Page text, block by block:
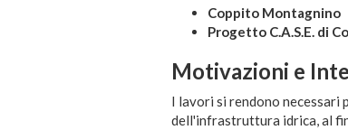
Coppito Montagnino
Progetto C.A.S.E. di
Motivazioni e
I lavori si rendono
dell'infrastruttura idrica, al